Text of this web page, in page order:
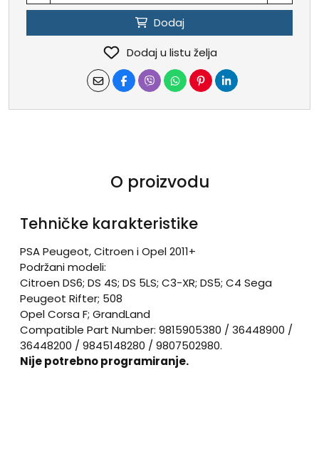
Dodaj
Dodaj u listu želja
O proizvodu
Tehničke karakteristike
PSA Peugeot, Citroen i Opel 2011+
Podržani modeli:
Citroen DS6; DS 4S; DS 5LS; C3-XR; DS5; C4 Sega
Peugeot Rifter; 508
Opel Corsa F; GrandLand
Compatible Part Number: 9815905380 / 36448900 /
36448200 / 9845148280 / 9807502980.
Nije potrebno programiranje.